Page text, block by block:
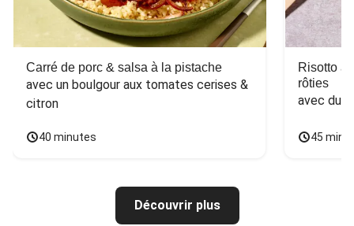
Carré de porc & salsa à la pistache
avec un boulgour aux tomates cerises &
citron
40 minutes
Risotto
rôties
avec du
45
Découvrir plus